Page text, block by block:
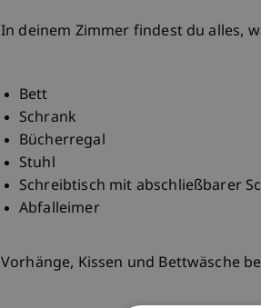
In deinem Zimmer findest du alles,
Bett
Schrank
Bücherregal
Stuhl
Schreibtisch mit abschließbarer
Abfalleimer
Vorhänge, Kissen und Bettwäsche